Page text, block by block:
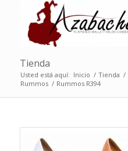
Tienda
Usted está aquí: Inicio / Tienda /
Rummos / Rummos R394